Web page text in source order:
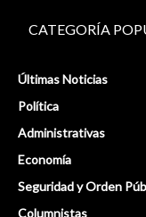
CATEGORÍA
Últimas Noticias
Política
Administrativas
Economía
Seguridad y Orden
Columnistas